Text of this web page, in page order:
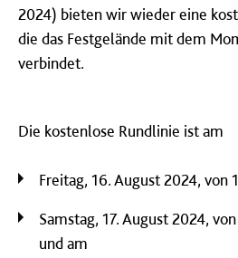
2024) bieten wir wieder eine
die das Festgelände mit dem
verbindet.
Die kostenlose Rundlinie ist am
Freitag, 16. August 2024, von
Samstag, 17. August 2024,
und am